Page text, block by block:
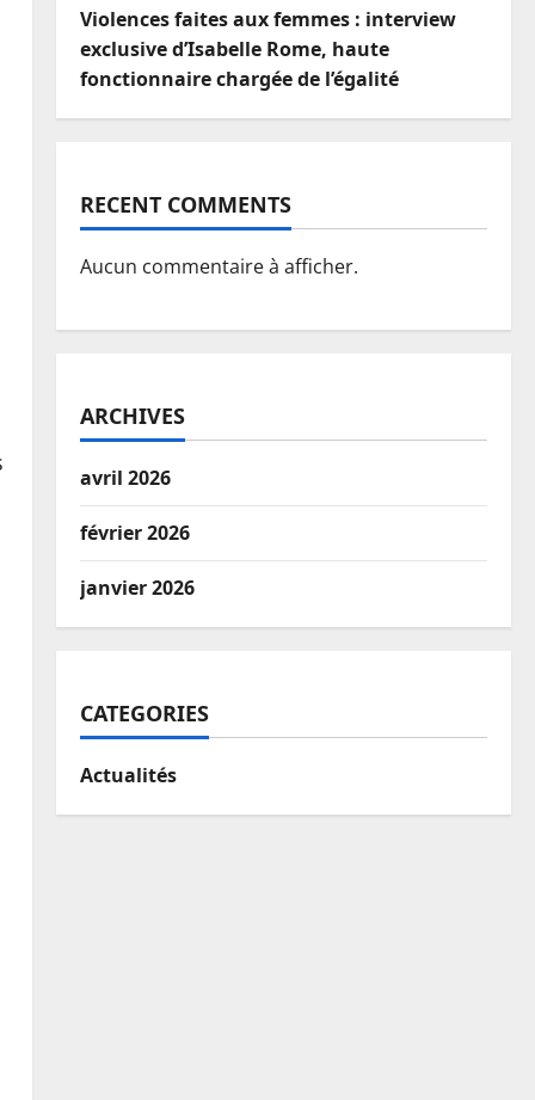
Violences faites aux femmes : interview
exclusive d’Isabelle Rome, haute
fonctionnaire chargée de l’égalité
RECENT COMMENTS
Aucun commentaire à afficher.
ARCHIVES
avril 2026
février 2026
janvier 2026
CATEGORIES
Actualités